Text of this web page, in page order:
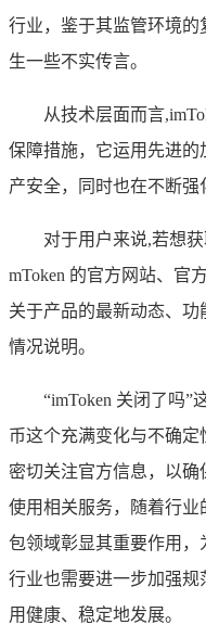
行业，鉴于其监管环境
生一些不实传言。
从技术层面而言
保障措施，它运用先进
产安全，同时也在不断强
对于用户来说,若想
mToken 的官方网站、官
关于产品的最新动态、
情况说明。
“imToken 关闭了吗”
币这个充满变化与不确定
密切关注官方信息，以
使用相关服务，随着行业
包领域彰显其重要作用，
行业也需要进一步加强规
用健康、稳定地发展。